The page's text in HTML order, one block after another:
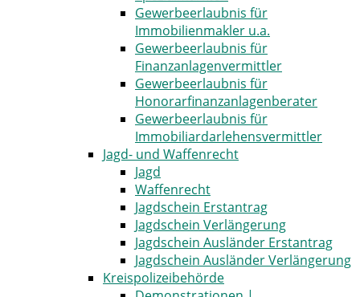
Gewerbeerlaubnis für
Immobilienmakler u.a.
Gewerbeerlaubnis für
Finanzanlagenvermittler
Gewerbeerlaubnis für
Honorarfinanzanlagenberater
Gewerbeerlaubnis für
Immobiliardarlehensvermittler
Jagd- und Waffenrecht
Jagd
Waffenrecht
Jagdschein Erstantrag
Jagdschein Verlängerung
Jagdschein Ausländer Erstantrag
Jagdschein Ausländer Verlängerung
Kreispolizeibehörde